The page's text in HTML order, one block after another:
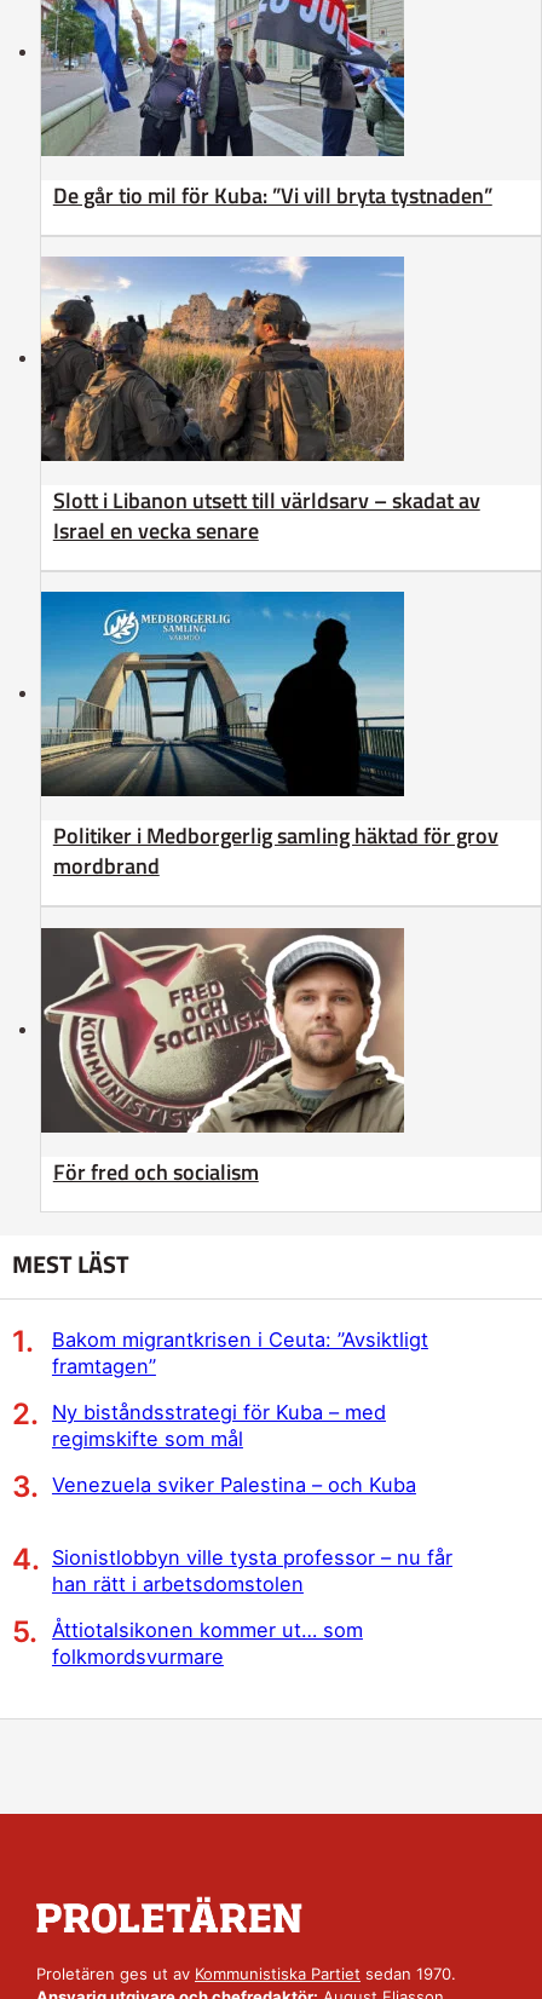
De går tio mil för Kuba: ”Vi vill bryta tystnaden”
Slott i Libanon utsett till världsarv – skadat av
Israel en vecka senare
Politiker i Medborgerlig samling häktad för grov
mordbrand
För fred och socialism
MEST LÄST
Bakom migrantkrisen i Ceuta: ”Avsiktligt
framtagen”
Ny biståndsstrategi för Kuba – med
regimskifte som mål
Venezuela sviker Palestina – och Kuba
Sionistlobbyn ville tysta professor – nu får
han rätt i arbetsdomstolen
Åttiotalsikonen kommer ut… som
folkmordsvurmare
Proletären ges ut av Kommunistiska Partiet sedan 1970.